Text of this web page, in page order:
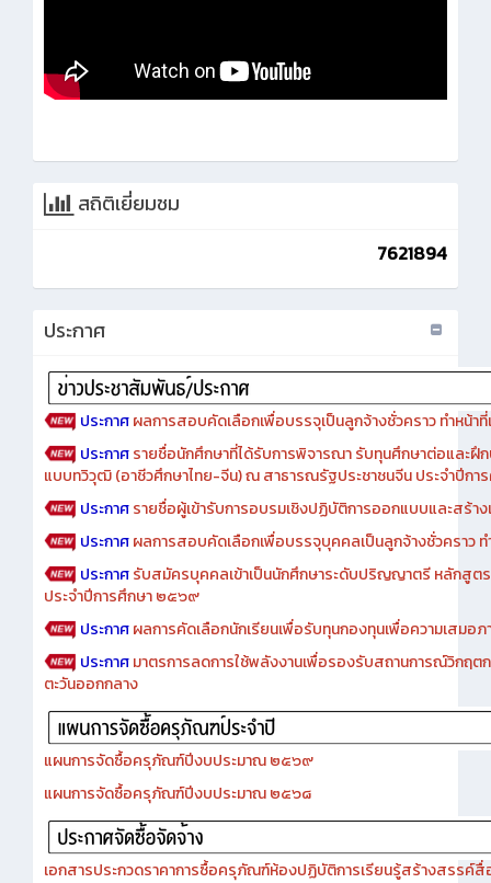
7621894
ประกาศผลการสอบคัดเลือกเพื่อบรรจุเป็นลูกจ้างชั่วคราว ทำหน้าที่
ประกาศ รายชื่อนักศึกษาที่ได้รับการพิจารณา รับทุนศึกษาต่อและฝึ
แบบทวิวุฒิ (อาชีวศึกษาไทย-จีน) ณ สาธารณรัฐประชาชนจีน ประจำปีก
ประกาศรายชื่อผู้เข้ารับการอบรมเชิงปฏิบัติการออกแบบและสร้า
ประกาศผลการสอบคัดเลือกเพื่อบรรจุบุคคลเป็นลูกจ้างชั่วคราว ท
ประกาศรับสมัครบุคคลเข้าเป็นนักศึกษาระดับปริญญาตรี หลักสูต
ประจำปีการศึกษา ๒๕๖๙
ประกาศผลการคัดเลือกนักเรียนเพื่อรับทุนกองทุนเพื่อความเสมอ
ประกาศมาตรการลดการใช้พลังงานเพื่อรองรับสถานการณ์วิกฤ
ตะวันออกกลาง
แผนการจัดซื้อครุภัณฑ์ปีงบประมาณ ๒๕๖๙
แผนการจัดซื้อครุภัณฑ์ปีงบประมาณ ๒๕๖๘